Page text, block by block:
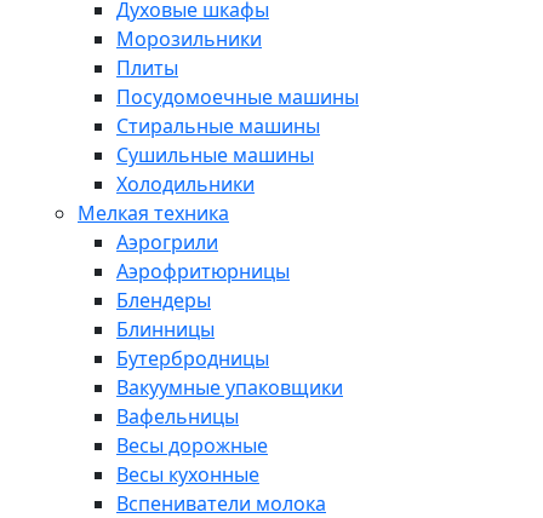
Духовые шкафы
Морозильники
Плиты
Посудомоечные машины
Стиральные машины
Сушильные машины
Холодильники
Мелкая техника
Аэрогрили
Аэрофритюрницы
Блендеры
Блинницы
Бутербродницы
Вакуумные упаковщики
Вафельницы
Весы дорожные
Весы кухонные
Вспениватели молока